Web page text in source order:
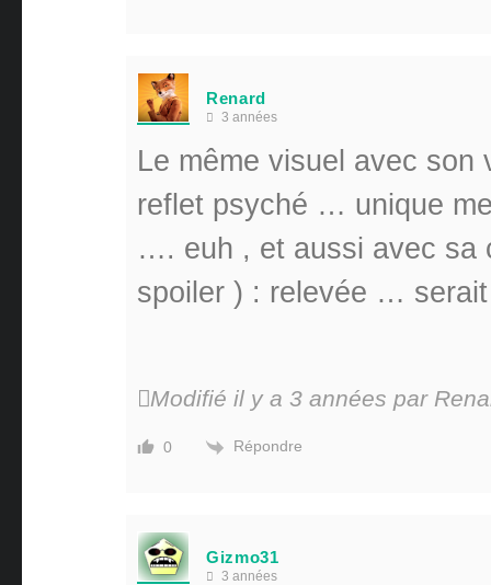
Renard
3 années
Le même visuel avec son
reflet psyché … unique
…. euh , et aussi avec sa
spoiler ) : relevée …
Modifié il y a 3 années par
0 Répondre
Gizmo31
3 années